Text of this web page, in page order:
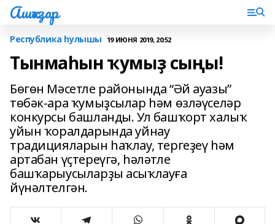
Ашҡаҙар
Республика һулышы 19 ИЮНЯ 2019, 20:52
Тынмаһын ҡумыҙ сыңы!
Бөгөн Мәсетле районында “Әй ауазы”
төбәк-ара ҡумыҙсылар һәм өзләүселәр
конкурсы башланды. Ул башҡорт халыҡ
уйын ҡоралдарында уйнау
традицияларын һаҡлау, тергеҙеү һәм
артабан үҫтереүгә, һәләтле
башҡарыусыларҙы асыҡлауға
йүнәлтелгән.